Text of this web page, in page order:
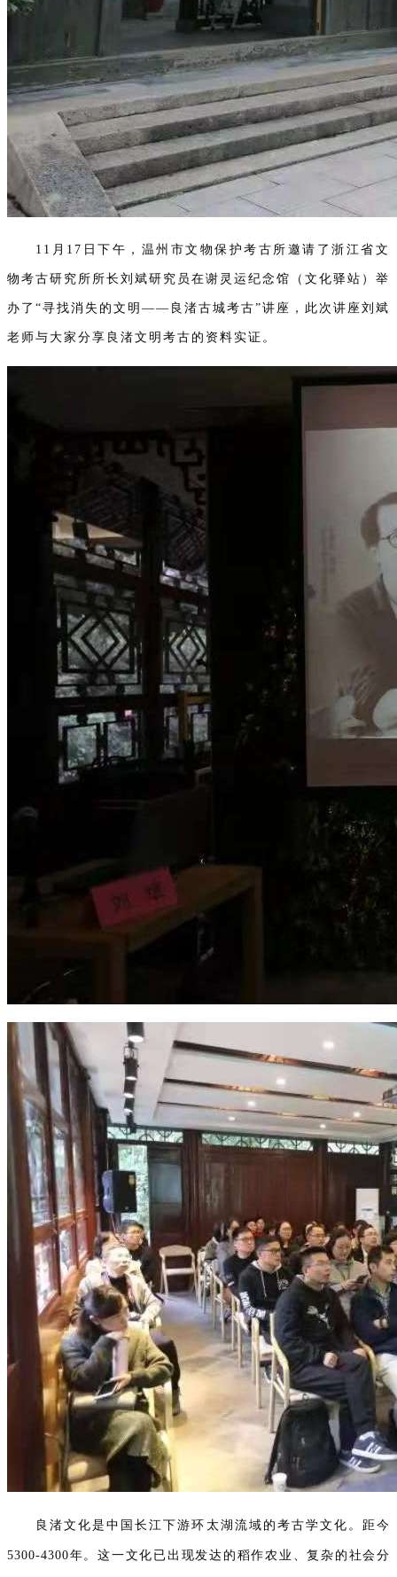
11月17日下午，温州市文物保护考古所邀请了浙江省文
物考古研究所所长刘斌研究员在谢灵运纪念馆（文化驿站）举
办了“寻找消失的文明——良渚古城考古”讲座，此次讲座刘斌
老师与大家分享良渚文明考古的资料实证。
良渚文化是中国长江下游环太湖流域的考古学文化。距今
5300-4300年。这一文化已出现发达的稻作农业、复杂的社会分